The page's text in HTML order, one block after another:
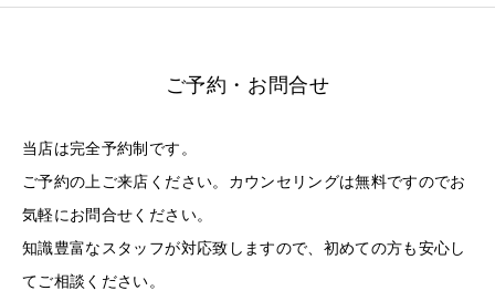
ご予約・お問合せ
当店は完全予約制です。
ご予約の上ご来店ください。カウンセリングは無料ですのでお
気軽にお問合せください。
知識豊富なスタッフが対応致しますので、初めての方も安心し
てご相談ください。